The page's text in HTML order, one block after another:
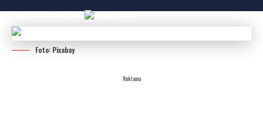
Dodaj N2 kao omiljeni izvor
Foto: Pixabay
Reklama